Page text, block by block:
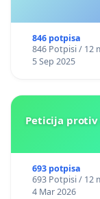
846 potpisa
846 Potpisi / 12
5 Sep 2025
Peticija
693 potpisa
693 Potpisi / 12
4 Mar 2026